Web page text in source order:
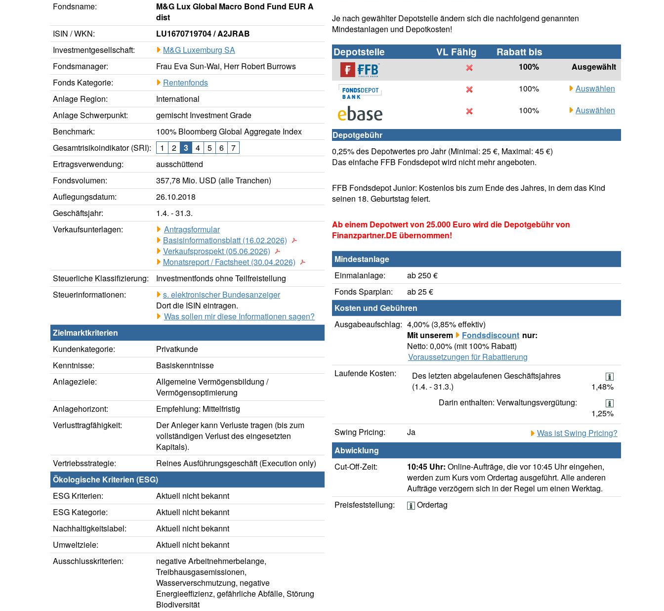
Fondsname:
M&G Lux Global Macro Bond Fund EUR A
dist
ISIN / WKN:
LU1670719704 / A2JRAB
Investmentgesellschaft:
M&G Luxemburg SA
Fondsmanager:
Frau Eva Sun-Wai, Herr Robert Burrows
Fonds Kategorie:
Rentenfonds
Anlage Region:
International
Anlage Schwerpunkt:
gemischt Investment Grade
Benchmark:
100% Bloomberg Global Aggregate Index
Gesamtrisikoindikator (SRI):
1 2 3 4 5 6
7
Ertragsverwendung:
ausschüttend
Fondsvolumen:
357,78 Mio. USD (alle Tranchen)
Auflegungsdatum:
26.10.2018
Geschäftsjahr:
1.4. - 31.3.
Verkaufsunterlagen:
Antragsformular
Basisinformationsblatt (16.02.2026)
Verkaufsprospekt (05.06.2026)
Monatsreport / Factsheet (30.04.2026)
Steuerliche Klassifizierung:
Investmentfonds ohne Teilfreistellung
Steuerinformationen:
s. elektronischer Bundesanzeiger
Dort die ISIN eintragen.
Was sollen mir diese Informationen sagen?
Zielmarktkriterien
Kundenkategorie:
Privatkunde
Kenntnisse:
Basiskenntnisse
Anlageziele:
Allgemeine Vermögensbildung /
Vermögensoptimierung
Anlagehorizont:
Empfehlung: Mittelfristig
Verlusttragfähigkeit:
Der Anleger kann Verluste tragen (bis zum
vollständigen Verlust des eingesetzten
Kapitals).
Vertriebsstrategie:
Reines Ausführungsgeschäft (Execution only)
Ökologische Kriterien (ESG)
ESG Kriterien:
Aktuell nicht bekannt
ESG Kategorie:
Aktuell nicht bekannt
Nachhaltigkeitslabel:
Aktuell nicht bekannt
Umweltziele:
Aktuell nicht bekannt
Ausschlusskriterien:
negative Arbeitnehmerbelange,
Treibhausgasemissionen,
Wasserverschmutzung, negative
Energieeffizienz, gefährliche Abfälle, Störung
Biodiversität
Je nach gewählter Depotstelle ändern sich die nachfolgend genannten
Mindestanlagen und Depotkosten!
Depotstelle VL Fähig Rabatt bis
100%
Ausgewählt
100%
Auswählen
100%
Auswählen
Depotgebühr
0,25% des Depotwertes pro Jahr (Minimal: 25 €, Maximal: 45 €)
Das einfache FFB Fondsdepot wird nicht mehr angeboten.
FFB Fondsdepot Junior: Kostenlos bis zum Ende des Jahres, in dem das Kind
seinen 18. Geburtstag feiert.
Ab einem Depotwert von 25.000 Euro wird die Depotgebühr von
Finanzpartner.DE übernommen!
Mindestanlage
Einmalanlage:
ab 250 €
Fonds Sparplan:
ab 25 €
Kosten und Gebühren
Ausgabeaufschlag: 4,00% (3,85% effektiv)
Mit unserem
Fondsdiscount nur:
Netto: 0,00% (mit 100% Rabatt)
Voraussetzungen für Rabattierung
Laufende Kosten:
Des letzten abgelaufenen Geschäftsjahres
(1.4. - 31.3.)
1,48%
Darin enthalten: Verwaltungsvergütung:
1,25%
Swing Pricing:
Ja
Was ist Swing Pricing?
Abwicklung
Cut-Off-Zeit:
10:45 Uhr: Online-Aufträge, die vor 10:45 Uhr eingehen,
werden zum Kurs vom Ordertag ausgeführt. Alle anderen
Aufträge verzögern sich in der Regel um einen Werktag.
Preisfeststellung:
Ordertag